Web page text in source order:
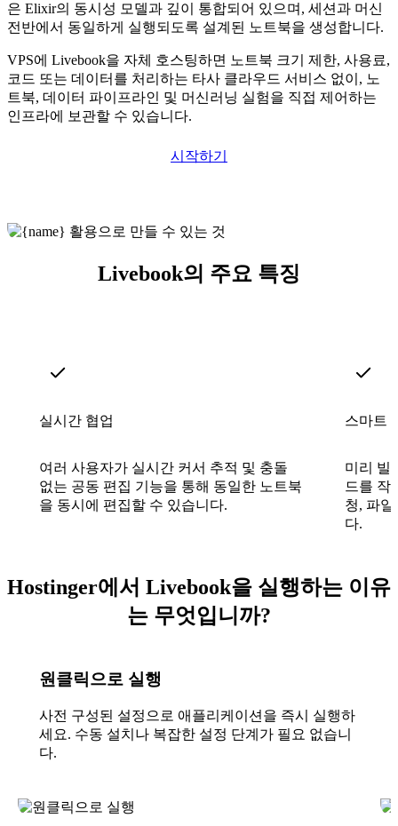
은 Elixir의 동시성 모델과 깊이 통합되어 있으며, 세션과 머신
전반에서 동일하게 실행되도록 설계된 노트북을 생성합니다.
VPS에 Livebook을 자체 호스팅하면 노트북 크기 제한, 사용료,
코드 또는 데이터를 처리하는 타사 클라우드 서비스 없이, 노
트북, 데이터 파이프라인 및 머신러닝 실험을 직접 제어하는
인프라에 보관할 수 있습니다.
시작하기
Livebook의 주요 특징
실시간 협업
여러 사용자가 실시간 커서 추적 및 충돌
없는 공동 편집 기능을 통해 동일한 노트북
을 동시에 편집할 수 있습니다.
스마트
미리 빌
드를 작
청, 파
다.
Hostinger에서 Livebook을 실행하는 이유
는 무엇입니까?
원클릭으로 실행
사전 구성된 설정으로 애플리케이션을 즉시 실행하
세요. 수동 설치나 복잡한 설정 단계가 필요 없습니
다.